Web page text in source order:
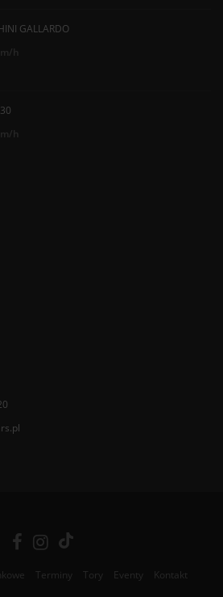
GALLARDO
h
h
Terminy Tory Eventy Kontakt